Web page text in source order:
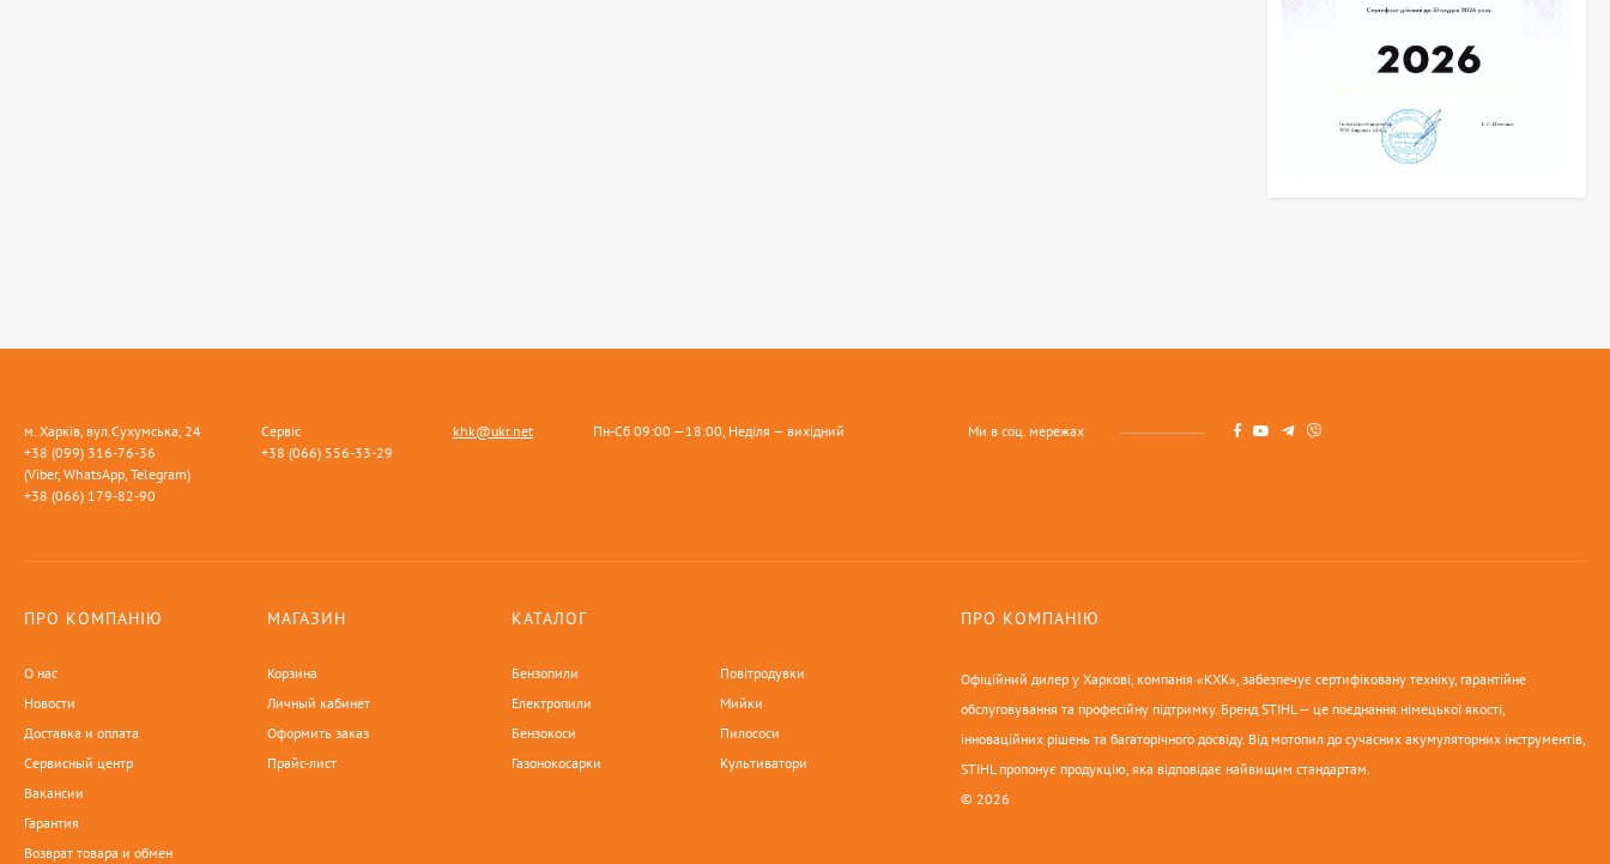
м. Харків, вул.Сухумська, 24
+38 (099) 316-76-36
(Viber, WhatsApp, Telegram)
+38 (066) 179-82-90
Сервіс
+38 (066) 556-33-29
khk@ukr.net Пн-Сб 09:00 —18:00, Неділя — вихідний Ми в соц. мережах
ПРО КОМПАНІЮ
О нас
Новости
Доставка и оплата
Сервисный центр
Вакансии
Гарантия
Возврат товара и обмен
МАГАЗИН
Корзина
Личный кабинет
Оформить заказ
Прайс-лист
КАТАЛОГ
Бензопили
Електропили
Бензокоси
Газонокосарки
Повітродувки
Мийки
Пилососи
Культиватори
ПРО КОМПАНІЮ
Офіційний дилер у Харкові, компанія «КХК», забезпечує сертифіковану техніку, гарантійне
обслуговування та професійну підтримку. Бренд STIHL — це поєднання німецької якості,
інноваційних рішень та багаторічного досвіду. Від мотопил до сучасних акумуляторних інструментів,
STIHL пропонує продукцію, яка відповідає найвищим стандартам.
© 2026